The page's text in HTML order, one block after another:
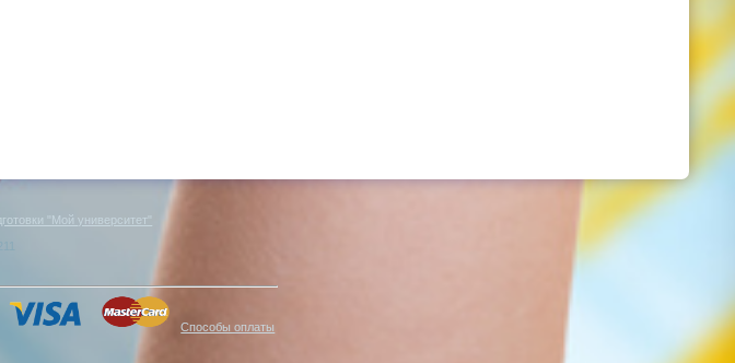
"Мой университет"
Способы оплаты